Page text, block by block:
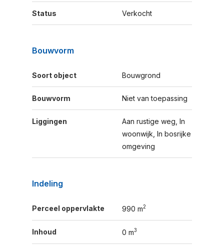
Status Verkocht
Bouwvorm
Soort object Bouwgrond
Bouwvorm Niet van toepassing
Liggingen
Aan rustige weg, In
woonwijk, In bosrijke
omgeving
Indeling
Perceel oppervlakte 990 m2
Inhoud 0 m3